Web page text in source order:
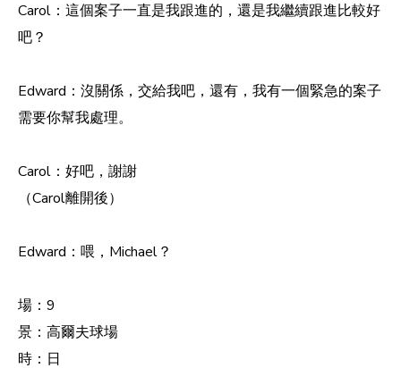
Carol：這個案子一直是我跟進的，還是我繼續跟進比較好
吧？
Edward：沒關係，交給我吧，還有，我有一個緊急的案子
需要你幫我處理。
Carol：好吧，謝謝
（Carol離開後）
Edward：喂，Michael？
場：9
景：高爾夫球場
時：日